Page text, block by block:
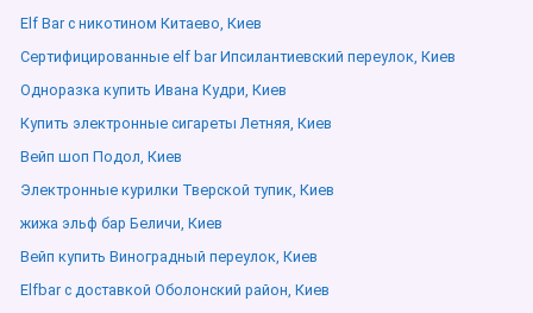
Elf Bar с никотином Китаево, Киев
Сертифицированные elf bar Ипсилантиевский переулок, Киев
Одноразка купить Ивана Кудри, Киев
Купить электронные сигареты Летняя, Киев
Вейп шоп Подол, Киев
Электронные курилки Тверской тупик, Киев
жижа эльф бар Беличи, Киев
Вейп купить Виноградный переулок, Киев
Elfbar с доставкой Оболонский район, Киев